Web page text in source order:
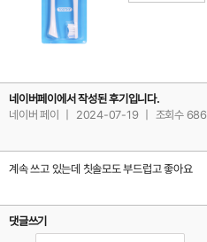
네이버페이에서 작성된 후기입니다.
네이버 페이
2024-07-19 조회수 686
계속 쓰고 있는데 칫솔모도 부드럽고 좋아요
댓글쓰기